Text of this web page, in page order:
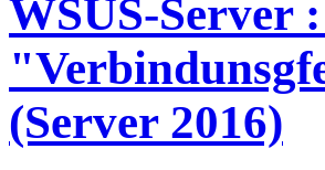
WSUS-Server
(Server 2016)